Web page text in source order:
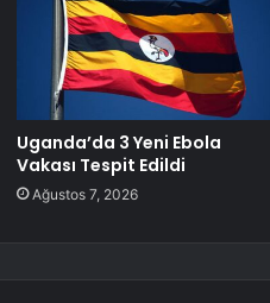
Uganda’da 3 Yeni Ebola
Vakası Tespit Edildi
Ağustos 7, 2026